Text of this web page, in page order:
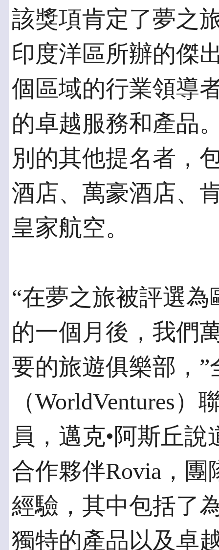
該獎項肯定了夢之
印度洋區所辦的傑
個區域的行業領導
的卓越服務和產品
別的其他提名者，
酒店、萬豪酒店、
皇家航空。
“在夢之旅被評選
的一個月後，我們
要的旅遊俱樂部，”
（WorldVentures
員，邁克•阿斯丘
合作夥伴Rovia，
經驗，其中包括了
獨特的產品以及卓